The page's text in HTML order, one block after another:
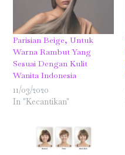
Parisian Beige, Untuk
Warna Rambut Yang
Sesuai Dengan Kulit
Wanita Indonesia
11/03/2020
In "Kecantikan"